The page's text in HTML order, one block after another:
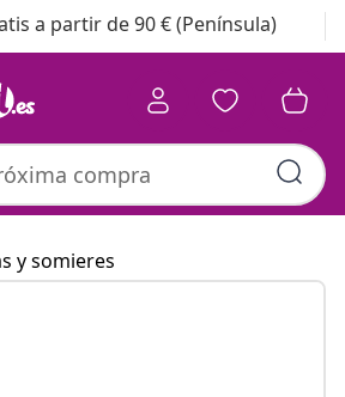
a partir de 90 € (Península)
y somieres